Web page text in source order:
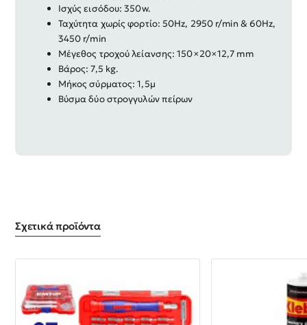
Ισχύς εισόδου: 350w.
Ταχύτητα χωρίς φορτίο: 50Hz, 2950 r/min & 60Hz,
3450 r/min
Μέγεθος τροχού λείανσης: 150×20×12,7 mm
Βάρος: 7,5 kg.
Μήκος σύρματος: 1,5μ
Βύσμα δύο στρογγυλών πείρων
Σχετικά προϊόντα